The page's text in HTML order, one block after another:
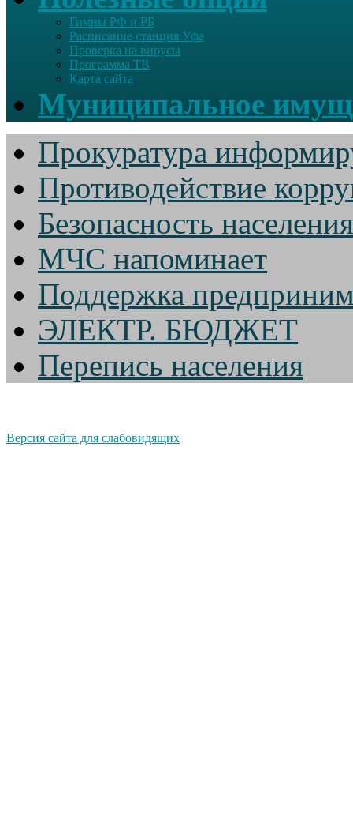
Гимны РФ и РБ
Расписание станция Уфа
Проверка на вирусы
Программа ТВ
Карта сайта
Муниципальное
Прокуратура
Противодействие
Безопасность населения
МЧС напоминает
Поддержка
ЭЛЕКТР. БЮДЖЕТ
Перепись населения
Версия сайта для слабовидящих